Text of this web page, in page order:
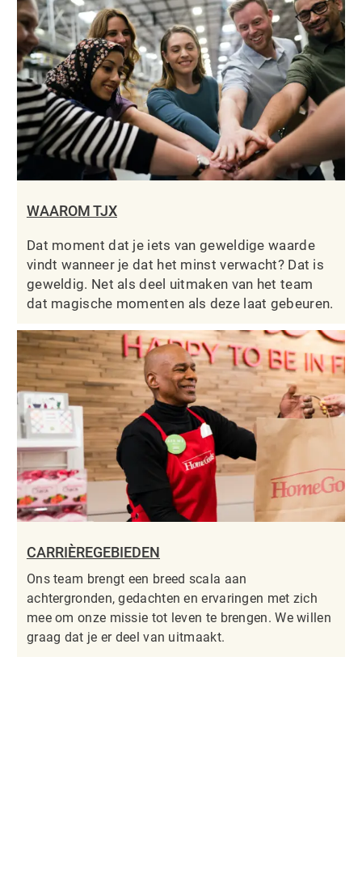
WAAROM TJX
Dat moment dat je iets van geweldige waarde
vindt wanneer je dat het minst verwacht? Dat is
geweldig. Net als deel uitmaken van het team
dat magische momenten als deze laat gebeuren.
CARRIÈREGEBIEDEN
Ons team brengt een breed scala aan
achtergronden, gedachten en ervaringen met zich
mee om onze missie tot leven te brengen. We willen
graag dat je er deel van uitmaakt.